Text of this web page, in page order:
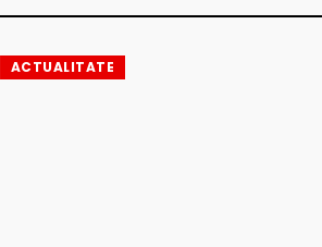
ACTUALITATE